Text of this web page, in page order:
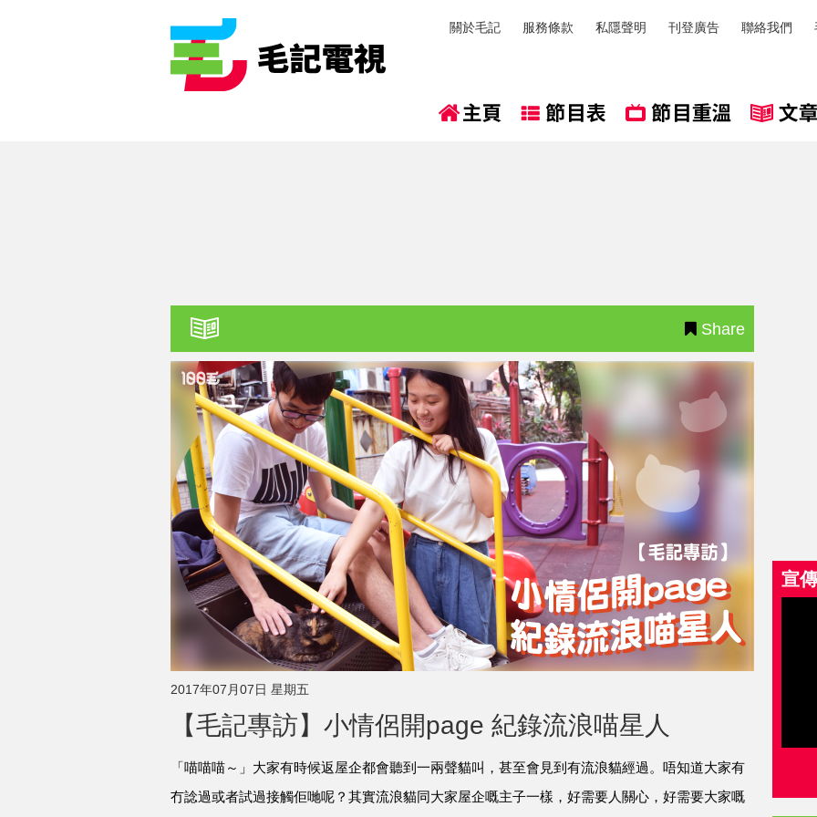
關於毛記 服務條款 私隱聲明 刊登廣告 聯絡我們
Share
2017年07月07日 星期五
【毛記專訪】小情侶開page 紀錄流浪喵星人
「喵喵喵～」大家有時候返屋企都會聽到一兩聲貓叫，甚至會見到有流浪貓經過。唔知道大家有
冇諗過或者試過接觸佢哋呢？其實流浪貓同大家屋企嘅主子一樣，好需要人關心，好需要大家嘅
宣